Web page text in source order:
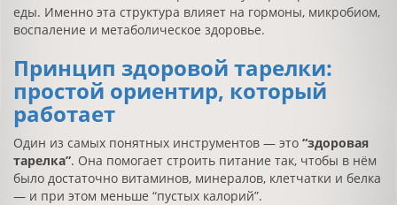
еды. Именно эта структура влияет на гормоны, микробиом,
воспаление и метаболическое здоровье.
Принцип здоровой тарелки:
простой ориентир, который
работает
Один из самых понятных инструментов — это “здоровая
тарелка”. Она помогает строить питание так, чтобы в нём
было достаточно витаминов, минералов, клетчатки и белка
— и при этом меньше “пустых калорий”.